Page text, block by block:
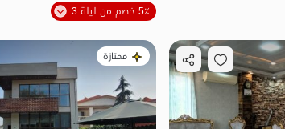
5٪ خصم من ليلة 3
ممتازة